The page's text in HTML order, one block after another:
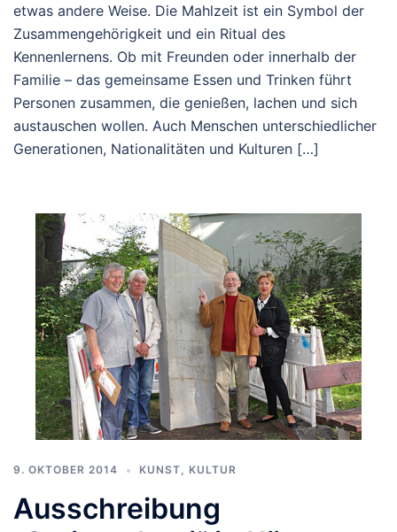
etwas andere Weise. Die Mahlzeit ist ein Symbol der
Zusammengehörigkeit und ein Ritual des
Kennenlernens. Ob mit Freunden oder innerhalb der
Familie – das gemeinsame Essen und Trinken führt
Personen zusammen, die genießen, lachen und sich
austauschen wollen. Auch Menschen unterschiedlicher
Generationen, Nationalitäten und Kulturen […]
9. OKTOBER 2014 KUNST, KULTUR
Ausschreibung